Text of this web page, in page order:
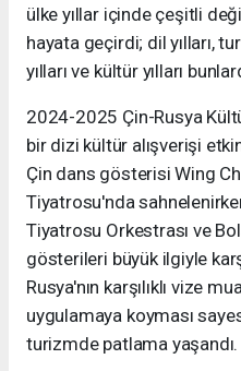
ülke yıllar içinde çeşitli
hayata geçirdi; dil yılları,
yılları ve kültür yılları
2024-2025 Çin-Rusya
bir dizi kültür alışverişi
Çin dans gösterisi Wing
Tiyatrosu'nda
Tiyatrosu Orkestrası ve
gösterileri büyük ilgiyle
Rusya'nın karşılıklı vize
uygulamaya koyması
turizmde patlama yaşandı.